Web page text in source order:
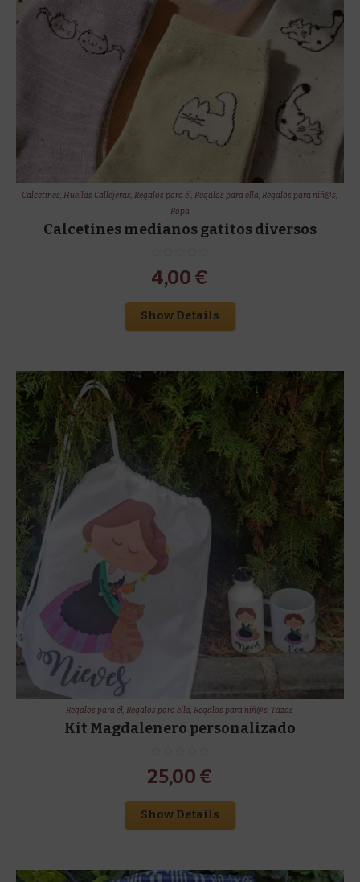
Calcetines,Huellas Callejeras,Regalos para él,Regalos para ella,Regalos para niñ@s,
Ropa
Calcetines medianos gatitos diversos
4,00 €
Show Details
Regalos para él,Regalos para ella,Regalos para niñ@s, Tazas
Kit Magdalenero personalizado
25,00 €
Show Details